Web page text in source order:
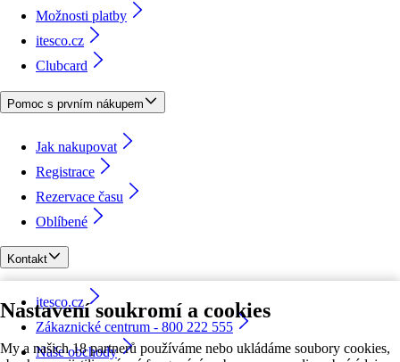
Nastavení soukromí a cookies
My a našich 18 partnerů používáme nebo ukládáme soubory cookies,
Možnosti platby
itesco.cz
Clubcard
Pomoc s prvním nákupem
Jak nakupovat
Registrace
Rezervace času
Oblíbené
Kontakt
itesco.cz
Zákaznické centrum - 800 222 555
Naše obchody